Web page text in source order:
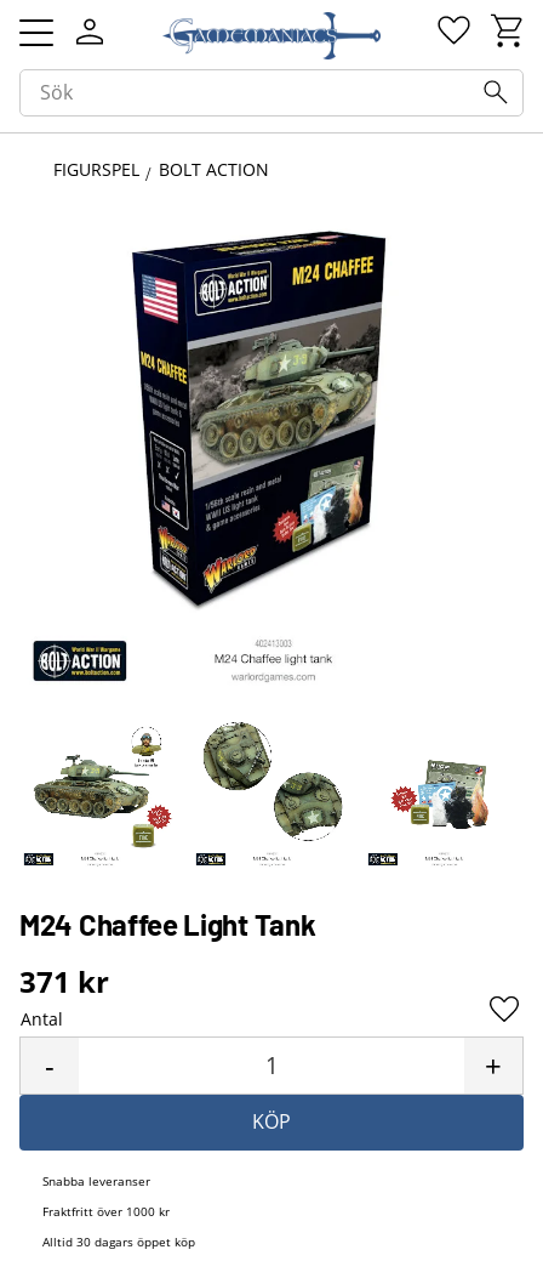
Meny
FIGURSPEL BOLT ACTION
M24 Chaffee Light Tank
371 kr
Antal
+
-
KÖP
Snabba leveranser
Fraktfritt över 1000 kr
Alltid 30 dagars öppet köp